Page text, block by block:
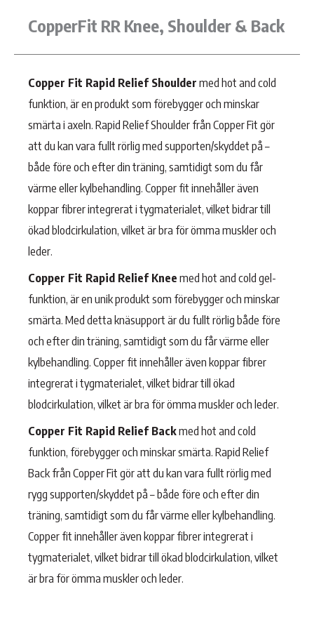
CopperFit RR Knee, Shoulder & Back
Copper Fit Rapid Relief Shouldermed hot and cold
funktion, är en produkt som förebygger och minskar
smärta i axeln. Rapid Relief Shoulder från Copper Fit gör
att du kan vara fullt rörlig med supporten/skyddet på –
både före och efter din träning, samtidigt som du får
värme eller kylbehandling. Copper fit innehåller även
koppar fibrer integrerat i tygmaterialet, vilket bidrar till
ökad blodcirkulation, vilket är bra för ömma muskler och
leder.
Copper Fit Rapid Relief Kneemed hot and cold gel-
funktion, är en unik produkt som förebygger och minskar
smärta. Med detta knäsupport är du fullt rörlig både före
och efter din träning, samtidigt som du får värme eller
kylbehandling. Copper fit innehåller även koppar fibrer
integrerat i tygmaterialet, vilket bidrar till ökad
blodcirkulation, vilket är bra för ömma muskler och leder.
Copper Fit Rapid Relief Backmed hot and cold
funktion, förebygger och minskar smärta. Rapid Relief
Back från Copper Fit gör att du kan vara fullt rörlig med
rygg supporten/skyddet på – både före och efter din
träning, samtidigt som du får värme eller kylbehandling.
Copper fit innehåller även koppar fibrer integrerat i
tygmaterialet, vilket bidrar till ökad blodcirkulation, vilket
är bra för ömma muskler och leder.